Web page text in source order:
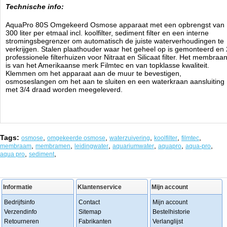
Technische info:
AquaPro 80S Omgekeerd Osmose apparaat met een opbrengst van
300 liter per etmaal incl. koolfilter, sediment filter en een interne
stromingsbegrenzer om automatisch de juiste waterverhoudingen te
verkrijgen. Stalen plaathouder waar het geheel op is gemonteerd en
professionele filterhuizen voor Nitraat en Silicaat filter. Het membraan
is van het Amerikaanse merk Filmtec en van topklasse kwaliteit.
Klemmen om het apparaat aan de muur te bevestigen,
osmoseslangen om het aan te sluiten en een waterkraan aansluiting
met 3/4 draad worden meegeleverd.
Tags: osmose omgekeerde osmose waterzuivering koolfilter filmtec
membraam membramen leidingwater aquariumwater aquapro aqua-pro
aqua pro sediment
Informatie
Bedrijfsinfo
Verzendinfo
Retourneren
Klantenservice
Contact
Sitemap
Fabrikanten
Mijn account
Mijn account
Bestelhistorie
Verlanglijst